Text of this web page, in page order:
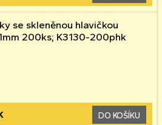
se skleněnou hlavičkou
200ks; K3130-200phk
DO KOŠÍKU